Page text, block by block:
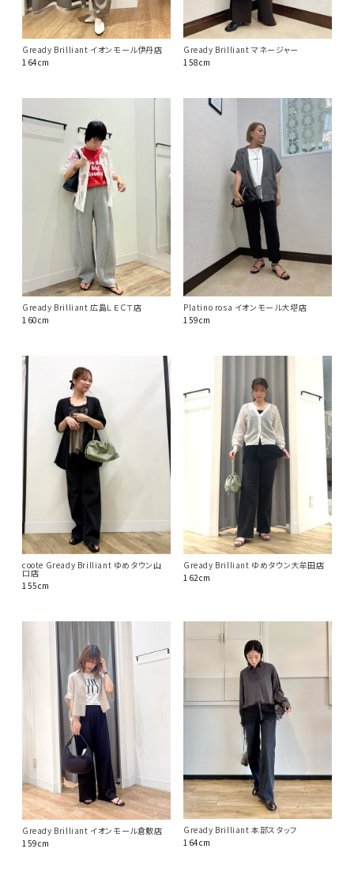
Gready Brilliant イオンモール伊丹店
164cm
Gready Brilliant マネージャー
158cm
Gready Brilliant 広島ＬＥＣＴ店
160cm
Platino rosa イオンモール大塔店
159cm
coote Gready Brilliant ゆめタウン山
口店
155cm
Gready Brilliant ゆめタウン大牟田店
162cm
Gready Brilliant イオンモール倉敷店
159cm
Gready Brilliant 本部スタッフ
164cm